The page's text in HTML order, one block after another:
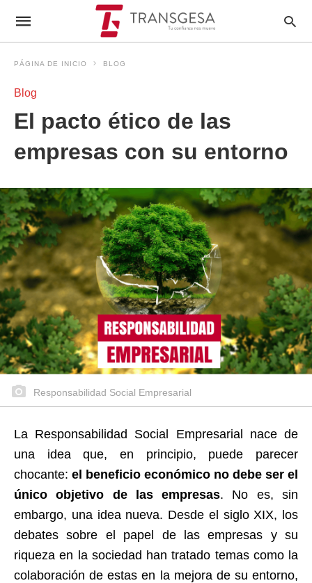
PÁGINA DE INICIO BLOG
Blog
El pacto ético de las
empresas con su entorno
Responsabilidad Social Empresarial
La Responsabilidad Social Empresarial nace de
una idea que, en principio, puede parecer
chocante: el beneficio económico no debe ser el
único objetivo de las empresas. No es, sin
embargo, una idea nueva. Desde el siglo XIX, los
debates sobre el papel de las empresas y su
riqueza en la sociedad han tratado temas como la
colaboración de estas en la mejora de su entorno,